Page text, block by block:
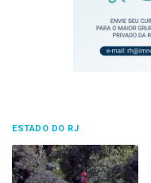
ESTADO DO RJ